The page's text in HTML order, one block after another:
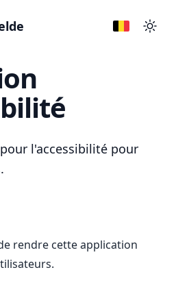
l'accessibilité pour
rendre cette application